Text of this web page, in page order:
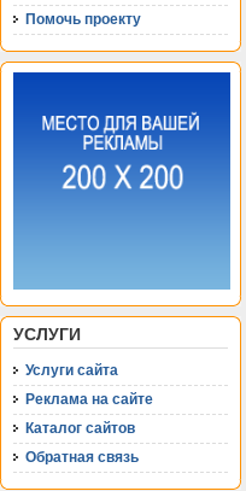
Помочь проекту
УСЛУГИ
Услуги сайта
Реклама на сайте
Каталог сайтов
Обратная связь